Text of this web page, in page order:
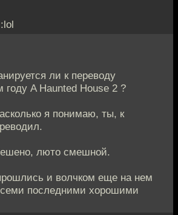
ли к переводу
A Haunted House 2 ?
я понимаю, ты, к
люто смешной.
и волчком еще на нем
последними хорошими